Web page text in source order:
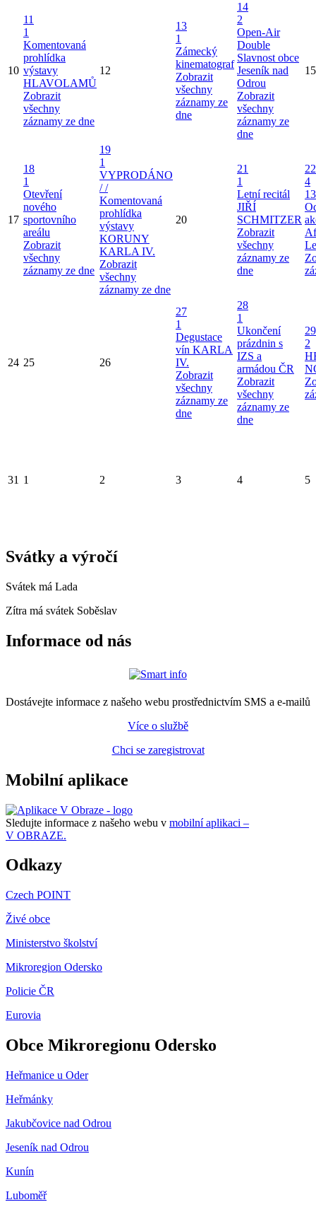
10
11
1
Komentovaná
prohlídka
výstavy
HLAVOLAMŮ
Zobrazit
všechny
záznamy ze dne
12
13
1
Zámecký
kinematograf
Zobrazit
všechny
záznamy ze
dne
14
2
Open-Air
Double
Slavnost obce
Jeseník nad
Odrou
Zobrazit
všechny
záznamy ze
dne
15
17
18
1
Otevření
nového
sportovního
areálu
Zobrazit
všechny
záznamy ze dne
19
1
VYPRODÁNO
/ /
Komentovaná
prohlídka
výstavy
KORUNY
KARLA IV.
Zobrazit
všechny
záznamy ze dne
20
21
1
Letní recitál
JIŘÍ
SCHMITZER
Zobrazit
všechny
záznamy ze
dne
22
4
24 25 26
27
1
Degustace
vín KARLA
IV.
Zobrazit
všechny
záznamy ze
dne
28
1
Ukončení
prázdnin s
IZS a
armádou ČR
Zobrazit
všechny
záznamy ze
dne
29
2
31 1 2 3 4 5
Svátky a výročí
Svátek má Lada
Zítra má svátek Soběslav
Informace od nás
Dostávejte informace z našeho webu prostřednictvím SMS a e-mailů
Více o službě
Chci se zaregistrovat
Mobilní aplikace
Sledujte informace z našeho webu v mobilní aplikaci –
V OBRAZE.
Odkazy
Czech POINT
Živé obce
Ministerstvo školství
Mikroregion Odersko
Policie ČR
Eurovia
Obce Mikroregionu Odersko
Heřmanice u Oder
Heřmánky
Jakubčovice nad Odrou
Jeseník nad Odrou
Kunín
Luboměř